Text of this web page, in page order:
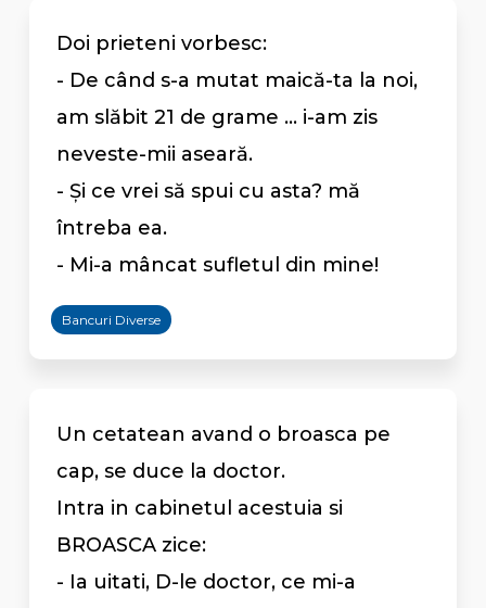
Doi prieteni vorbesc:
- De când s-a mutat maică-ta la noi,
am slăbit 21 de grame ... i-am zis
neveste-mii aseară.
- Și ce vrei să spui cu asta? mă
întreba ea.
- Mi-a mâncat sufletul din mine!
Bancuri Diverse
Un cetatean avand o broasca pe
cap, se duce la doctor.
Intra in cabinetul acestuia si
BROASCA zice:
- Ia uitati, D-le doctor, ce mi-a